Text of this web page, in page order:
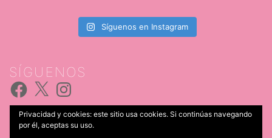
Síguenos en Instagram
SÍGUENOS
Facebook
X Instagram
Privacidad y cookies: este sitio usa cookies. Si continúas navegando
por él, aceptas su uso.